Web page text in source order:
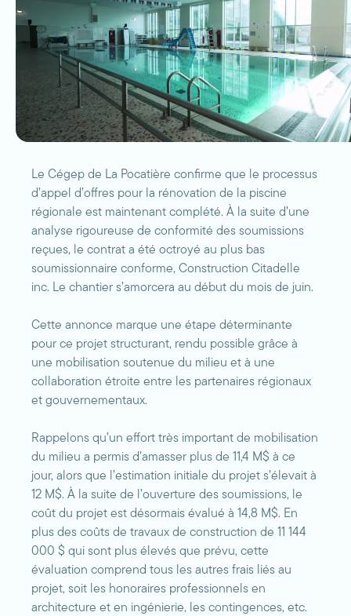
Le Cégep de La Pocatière confirme que le processus
d’appel d’offres pour la rénovation de la piscine
régionale est maintenant complété. À la suite d’une
analyse rigoureuse de conformité des soumissions
reçues, le contrat a été octroyé au plus bas
soumissionnaire conforme, Construction Citadelle
inc. Le chantier s’amorcera au début du mois de juin.
Cette annonce marque une étape déterminante
pour ce projet structurant, rendu possible grâce à
une mobilisation soutenue du milieu et à une
collaboration étroite entre les partenaires régionaux
et gouvernementaux.
Rappelons qu’un effort très important de mobilisation
du milieu a permis d’amasser plus de 11,4 M$ à ce
jour, alors que l’estimation initiale du projet s’élevait à
12 M$. À la suite de l’ouverture des soumissions, le
coût du projet est désormais évalué à 14,8 M$. En
plus des coûts de travaux de construction de 11 144
000 $ qui sont plus élevés que prévu, cette
évaluation comprend tous les autres frais liés au
projet, soit les honoraires professionnels en
architecture et en ingénierie, les contingences, etc.